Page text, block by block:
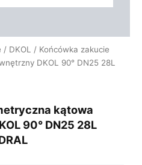
/ DKOL
/ Końcówka zakucie
DKOL 90° DN25 28L
kątowa
90° DN25 28L